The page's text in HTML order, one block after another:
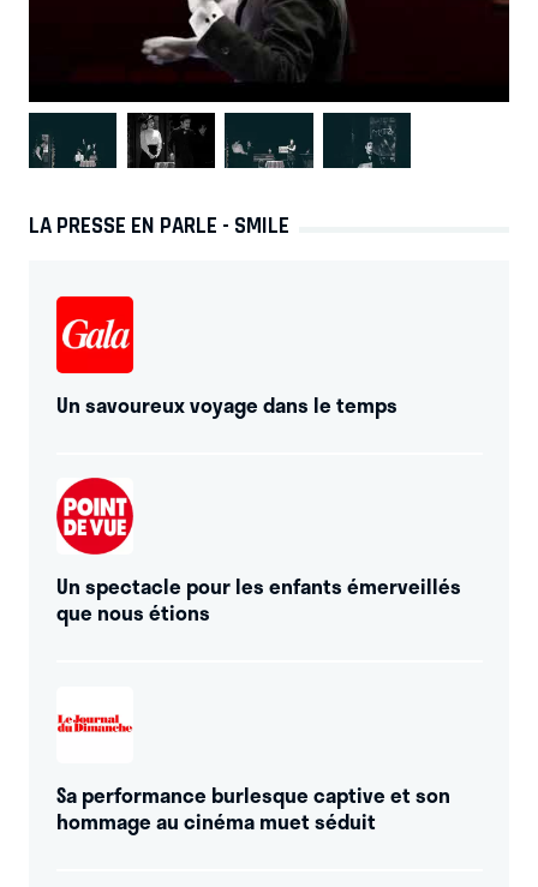
LA PRESSE EN PARLE - SMILE
Un savoureux voyage dans le temps
Un spectacle pour les enfants émerveillés
que nous étions
Sa performance burlesque captive et son
hommage au cinéma muet séduit